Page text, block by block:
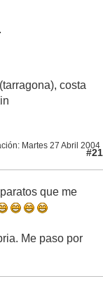
costa
: Martes 27 Abril 2004
#21
que me
Me paso por